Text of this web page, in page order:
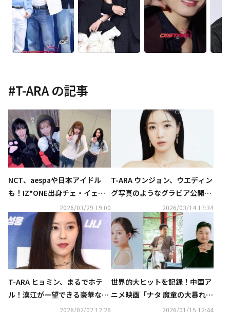
#T-ARAの記事
NCT、aespaや日本アイドル
も！IZ*ONE出身チェ・イェナ
の新曲「キャッチ キャッチ」ダ
ンスがバズリ中
2026/03/29 19:00
T-ARA ウンジョン、ウエディン
グ写真のようなグラビア公開！
優雅な魅力を披露2026/03/14 17:34
T-ARA ヒョミン、まるでホテ
ル！漢江が一望できる豪華な自
2026/02/02 12:26
世界的大ヒットを記録！中国ア
ニメ映画「ナタ 魔童の大暴れ」
の韓国語吹替にチョン・ジソ＆
2026/01/15 12:44